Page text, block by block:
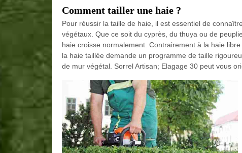
Comment tailler une haie ?
Pour réussir la taille de haie, il est essentiel de
végétaux. Que ce soit du cyprès, du thuya ou de
haie croisse normalement. Contrairement à la haie
la haie taillée demande un programme de taille
de mur végétal. Sorrel Artisan; Elagage 30 peut vous